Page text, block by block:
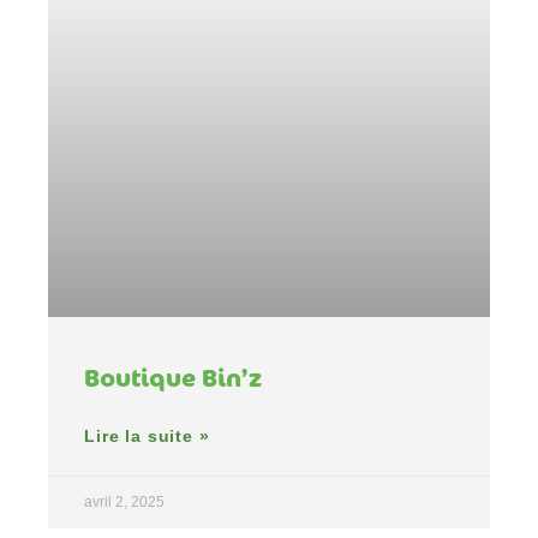
Boutique Bin’z
Lire la suite »
avril 2, 2025